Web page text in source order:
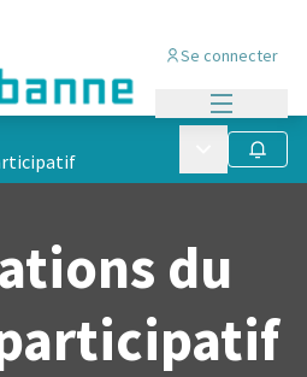
Se connecter
Menu Suivre
du